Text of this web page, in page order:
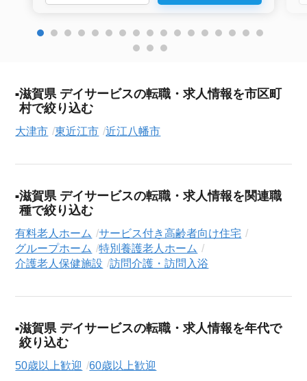
滋賀県 デイサービスの転職・求人情報を市区町
村で絞り込む
大津市 東近江市 近江八幡市
滋賀県 デイサービスの転職・求人情報を関連職
種で絞り込む
有料老人ホーム
サービス付き高齢者向け住宅
グループホーム
特別養護老人ホーム
介護老人保健施設
訪問介護・訪問入浴
滋賀県 デイサービスの転職・求人情報を年代で
絞り込む
50歳以上歓迎 60歳以上歓迎